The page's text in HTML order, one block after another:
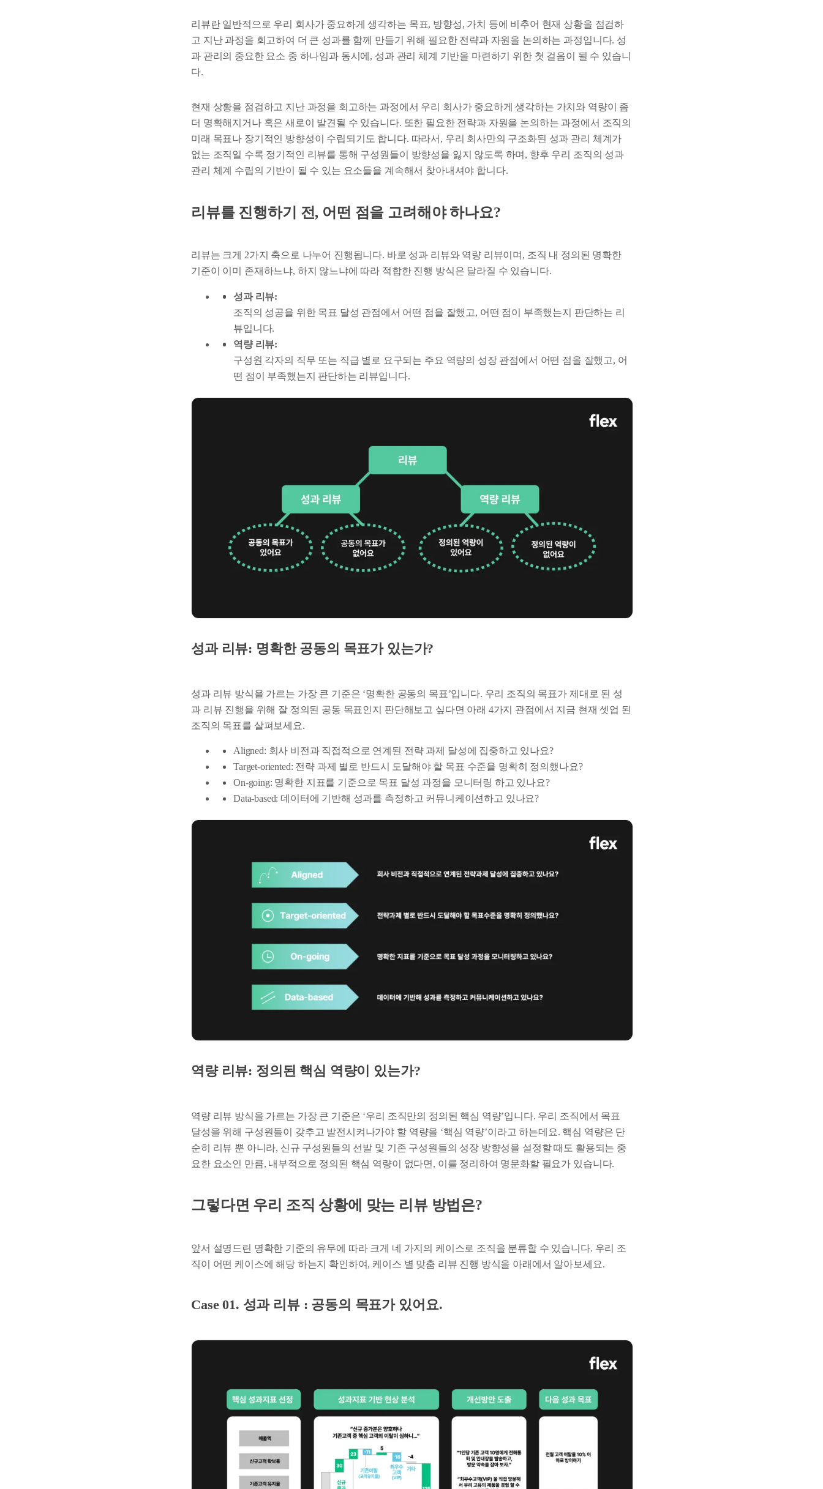
리뷰란 일반적으로 우리 회사가 중요하게 생각하는 목표, 방향성, 가치 등에 비추어 현재 상황을 점검하
고 지난 과정을 회고하여 더 큰 성과를 함께 만들기 위해 필요한 전략과 자원을 논의하는 과정입니다. 성
과 관리의 중요한 요소 중 하나임과 동시에, 성과 관리 체계 기반을 마련하기 위한 첫 걸음이 될 수 있습니
다.
현재 상황을 점검하고 지난 과정을 회고하는 과정에서 우리 회사가 중요하게 생각하는 가치와 역량이 좀
더 명확해지거나 혹은 새로이 발견될 수 있습니다. 또한 필요한 전략과 자원을 논의하는 과정에서 조직의
미래 목표나 장기적인 방향성이 수립되기도 합니다. 따라서, 우리 회사만의 구조화된 성과 관리 체계가
없는 조직일 수록 정기적인 리뷰를 통해 구성원들이 방향성을 잃지 않도록 하며, 향후 우리 조직의 성과
관리 체계 수립의 기반이 될 수 있는 요소들을 계속해서 찾아내셔야 합니다.
리뷰를 진행하기 전, 어떤 점을 고려해야 하나요?
리뷰는 크게 2가지 축으로 나누어 진행됩니다. 바로 성과 리뷰와 역량 리뷰이며, 조직 내 정의된 명확한
기준이 이미 존재하느냐, 하지 않느냐에 따라 적합한 진행 방식은 달라질 수 있습니다.
성과 리뷰:
조직의 성공을 위한 목표 달성 관점에서 어떤 점을 잘했고, 어떤 점이 부족했는지 판단하는 리
뷰입니다.
역량 리뷰:
구성원 각자의 직무 또는 직급 별로 요구되는 주요 역량의 성장 관점에서 어떤 점을 잘했고, 어
떤 점이 부족했는지 판단하는 리뷰입니다.
성과 리뷰: 명확한 공동의 목표가 있는가?
성과 리뷰 방식을 가르는 가장 큰 기준은 ‘명확한 공동의 목표’입니다. 우리 조직의 목표가 제대로 된 성
과 리뷰 진행을 위해 잘 정의된 공동 목표인지 판단해보고 싶다면 아래 4가지 관점에서 지금 현재 셋업 된
조직의 목표를 살펴보세요.
Aligned: 회사 비전과 직접적으로 연계된 전략 과제 달성에 집중하고 있나요?
Target-oriented: 전략 과제 별로 반드시 도달해야 할 목표 수준을 명확히 정의했나요?
On-going: 명확한 지표를 기준으로 목표 달성 과정을 모니터링 하고 있나요?
Data-based: 데이터에 기반해 성과를 측정하고 커뮤니케이션하고 있나요?
역량 리뷰: 정의된 핵심 역량이 있는가?
역량 리뷰 방식을 가르는 가장 큰 기준은 ‘우리 조직만의 정의된 핵심 역량’입니다. 우리 조직에서 목표
달성을 위해 구성원들이 갖추고 발전시켜나가야 할 역량을 ‘핵심 역량’이라고 하는데요. 핵심 역량은 단
순히 리뷰 뿐 아니라, 신규 구성원들의 선발 및 기존 구성원들의 성장 방향성을 설정할 때도 활용되는 중
요한 요소인 만큼, 내부적으로 정의된 핵심 역량이 없다면, 이를 정리하여 명문화할 필요가 있습니다.
그렇다면 우리 조직 상황에 맞는 리뷰 방법은?
앞서 설명드린 명확한 기준의 유무에 따라 크게 네 가지의 케이스로 조직을 분류할 수 있습니다. 우리 조
직이 어떤 케이스에 해당 하는지 확인하여, 케이스 별 맞춤 리뷰 진행 방식을 아래에서 알아보세요.
Case 01. 성과 리뷰 : 공동의 목표가 있어요.